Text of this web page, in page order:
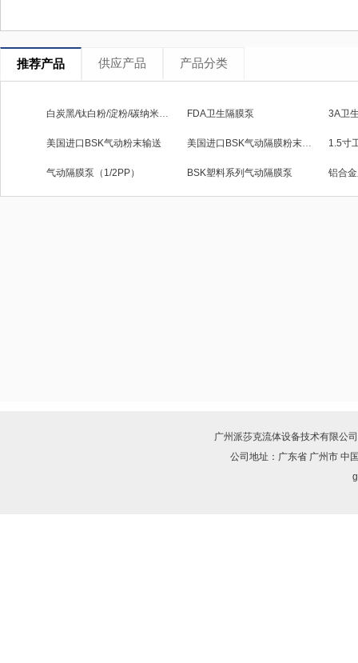
推荐产品 供应产品 产品分类
白炭黑/钛白粉/淀粉/碳纳米管粉体隔膜泵 FDA卫生隔膜泵 3A卫
美国进口BSK气动粉末输送 美国进口BSK气动隔膜粉末输送泵 1.5寸
气动隔膜泵（1/2PP） BSK塑料系列气动隔膜泵 铝合
广州派莎克流体设备技术有限公司
公司地址：广东省 广州市 中